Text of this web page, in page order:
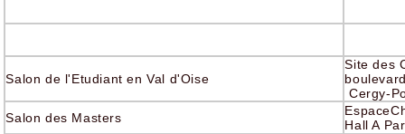
Salon de l'Etudiant en Val d'Oise
Site des
Cergy-
Salon des Masters
Hall A